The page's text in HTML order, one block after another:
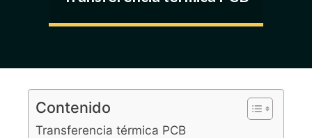
Contenido
Transferencia térmica PCB